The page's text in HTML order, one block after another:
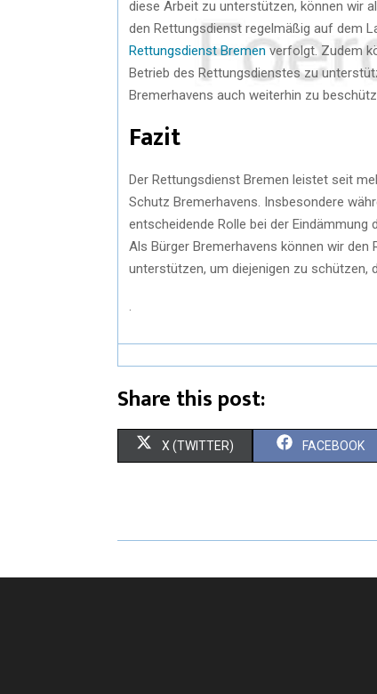
diese Arbeit zu unterstützen, können wir
den Rettungsdienst regelmäßig auf dem
Rettungsdienst Bremen verfolgt. Zudem
Betrieb des Rettungsdienstes zu
Bremerhavens auch weiterhin zu
Fazit
Der Rettungsdienst Bremen leistet seit
Schutz Bremerhavens. Insbesondere
entscheidende Rolle bei der Eindämmung
Als Bürger Bremerhavens können wir
unterstützen, um diejenigen zu schützen,
Share this post:
X (TWITTER) FACEBOOK